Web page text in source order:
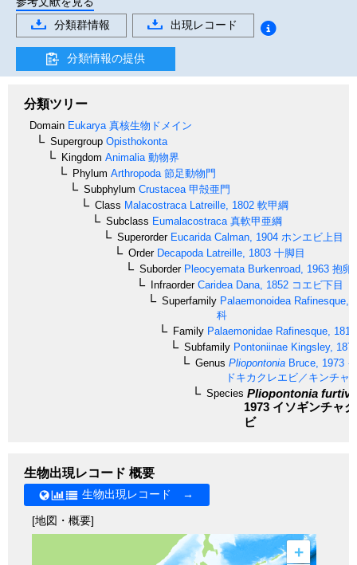
分類群情報
出現レコード
分類情報の提供
分類ツリー
Domain Eukarya 真核生物ドメイン
Supergroup Opisthokonta
Kingdom Animalia 動物界
Phylum Arthropoda 節足動物門
Subphylum Crustacea 甲殻亜門
Class Malacostraca Latreille, 1802 軟甲綱
Subclass Eumalacostraca 真軟甲亜綱
SuperorderEucarida Calman, 1904 ホンエビ上目
OrderDecapoda Latreille, 1803 十脚目
SuborderPleocyemata Burkenroad, 1963 抱卵
InfraorderCaridea Dana, 1852 コエビ下目
Superfamily Palaemonoidea Rafinesque,
科
Family Palaemonidae Rafinesque, 1815
Subfamily Pontoniinae Kingsley,
Genus Pliopontonia Bruce, 1973
ドキカクレエビ／キンチャ
Species Pliopontonia furtiva
1973 イソギンチャ
ビ
生物出現レコード 概要
生物出現レコード →
[地図・概要]
+